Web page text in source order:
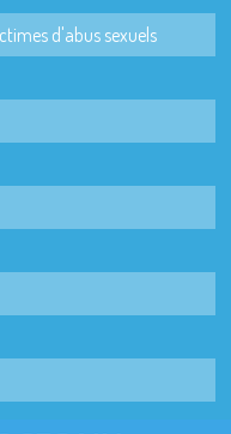
d'abus sexuels